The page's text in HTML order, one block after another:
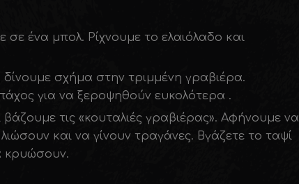
σε ένα μπολ. Ρίχνουμε το ελαιόλαδο και
σχήμα στην τριμμένη γραβιέρα.
για να ξεροψηθούν ευκολότερα .
τις «κουταλιές γραβιέρας». Αφήνουμε να
και να γίνουν τραγάνες. Βγάζετε το ταψί
κρυώσουν.